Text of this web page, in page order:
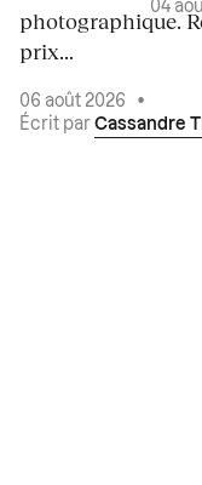
photographique.
prix...
06 août 2026
•
Écrit par Cassandre
04